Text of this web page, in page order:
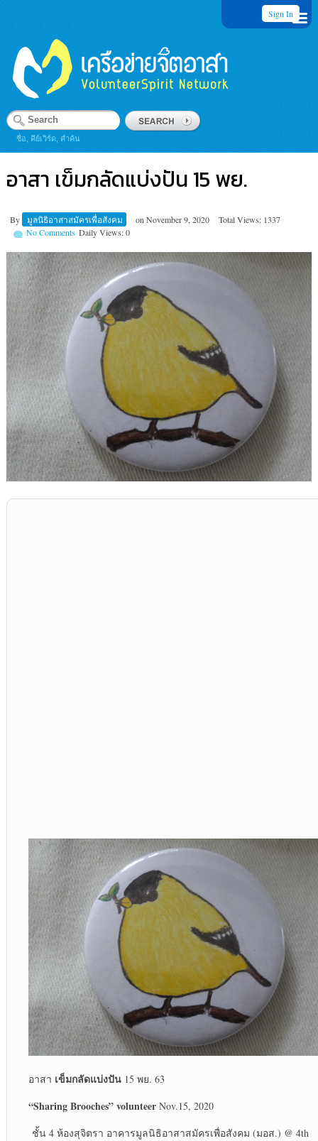
Sign In
ชื่อ, คีย์เวิร์ด, คำค้น
อาสา เข็มกลัดแบ่งปัน 15 พย.
By มูลนิธิอาสาสมัครเพื่อสังคม on November 9, 2020
Total Views: 1337
Daily Views: 0
No Comments
อาสา เข็มกลัดแบ่งปัน15 พย. 63
“Sharing Brooches” volunteer Nov.15, 2020
ชั้น 4 ห้องสุจิตรา อาคารมูลนิธิอาสาสมัครเพื่อสังคม (มอส.) @ 4th